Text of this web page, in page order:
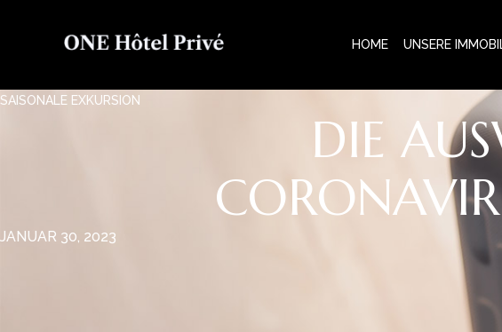
HOME UNSERE
SAISONALE EXKURSION
DIE
JANUAR 30, 2023